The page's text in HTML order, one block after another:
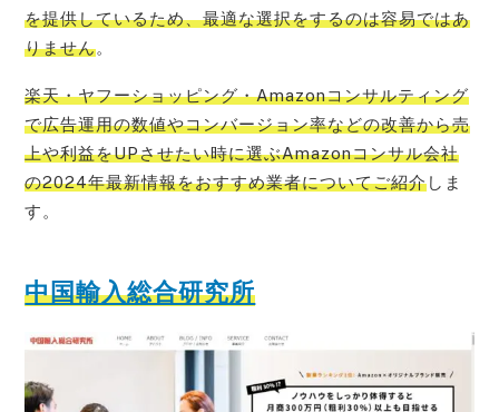
を提供しているため、最適な選択をするのは容易ではあ
りません。
楽天・ヤフーショッピング・Amazonコンサルティング
で広告運用の数値やコンバージョン率などの改善から売
上や利益をUPさせたい時に選ぶAmazonコンサル会社
の2024年最新情報をおすすめ業者についてご紹介しま
す。
中国輸入総合研究所